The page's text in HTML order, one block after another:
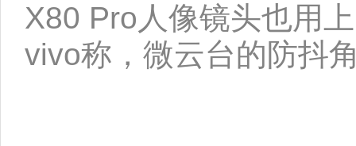
X80 Pro人像镜头也用
vivo称，微云台的防抖